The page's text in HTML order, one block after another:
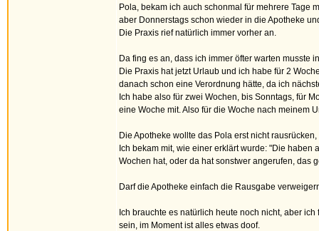
Pola, bekam ich auch schonmal für mehrere Tage
aber Donnerstags schon wieder in die Apotheke
Die Praxis rief natürlich immer vorher an.
Da fing es an, dass ich immer öfter warten musste
Die Praxis hat jetzt Urlaub und ich habe für 2
danach schon eine Verordnung hätte, da ich
Ich habe also für zwei Wochen, bis Sonntags, für
eine Woche mit. Also für die Woche nach meinem
Die Apotheke wollte das Pola erst nicht
Ich bekam mit, wie einer erklärt wurde: "Die
Wochen hat, oder da hat sonstwer angerufen, das
Darf die Apotheke einfach die Rausgabe
Ich brauchte es natürlich heute noch nicht, aber
sein, im Moment ist alles etwas doof.